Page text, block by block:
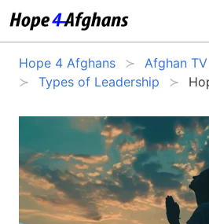
Hope 4 Afghans Afghan TV
Types of Leadership